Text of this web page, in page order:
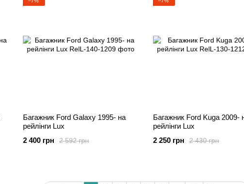
Багажник Ford Galaxy 1995- на
рейлінги Lux
2 592 грн
2 400 грн
Багажник Ford Kuga 2009-
рейлінги Lux
2 430 грн
2 250 грн